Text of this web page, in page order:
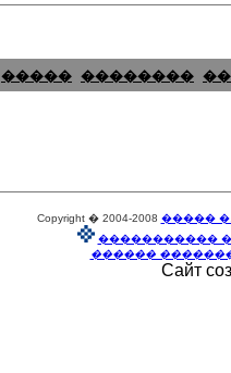
����� ��������
Copyright � 2004-2008 �����
�����������
������
Сайт